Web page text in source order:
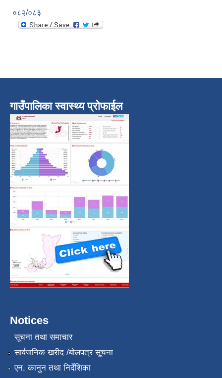
०८२/०८३
गाउँपालिका स्वास्थ्य प्रोफाईल
Notices
सूचना तथा समाचार
सार्वजनिक खरीद /बोलपत्र सूचना
एन, कानुन तथा निर्देशिका